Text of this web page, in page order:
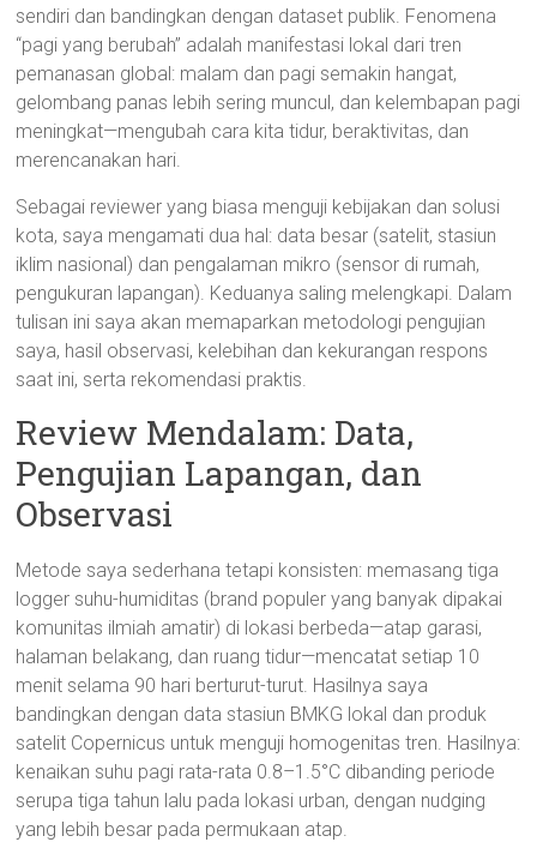
sendiri dan bandingkan dengan dataset publik. Fenomena
“pagi yang berubah” adalah manifestasi lokal dari tren
pemanasan global: malam dan pagi semakin hangat,
gelombang panas lebih sering muncul, dan kelembapan pagi
meningkat—mengubah cara kita tidur, beraktivitas, dan
merencanakan hari.
Sebagai reviewer yang biasa menguji kebijakan dan solusi
kota, saya mengamati dua hal: data besar (satelit, stasiun
iklim nasional) dan pengalaman mikro (sensor di rumah,
pengukuran lapangan). Keduanya saling melengkapi. Dalam
tulisan ini saya akan memaparkan metodologi pengujian
saya, hasil observasi, kelebihan dan kekurangan respons
saat ini, serta rekomendasi praktis.
Review Mendalam: Data,
Pengujian Lapangan, dan
Observasi
Metode saya sederhana tetapi konsisten: memasang tiga
logger suhu-humiditas (brand populer yang banyak dipakai
komunitas ilmiah amatir) di lokasi berbeda—atap garasi,
halaman belakang, dan ruang tidur—mencatat setiap 10
menit selama 90 hari berturut-turut. Hasilnya saya
bandingkan dengan data stasiun BMKG lokal dan produk
satelit Copernicus untuk menguji homogenitas tren. Hasilnya:
kenaikan suhu pagi rata-rata 0.8–1.5°C dibanding periode
serupa tiga tahun lalu pada lokasi urban, dengan nudging
yang lebih besar pada permukaan atap.